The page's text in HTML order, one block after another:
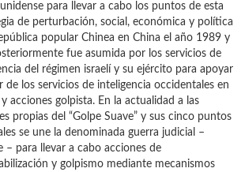
para llevar a cabo los puntos de esta
de perturbación, social, económica y política
popular Chinea en China el año 1989 y
fue asumida por los servicios de
del régimen israelí y su ejército para apoyar
de los servicios de inteligencia occidentales en
y acciones golpista. En la actualidad a las
propias del “Golpe Suave” y sus cinco puntos
se une la denominada guerra judicial –
– para llevar a cabo acciones de
y golpismo mediante mecanismos